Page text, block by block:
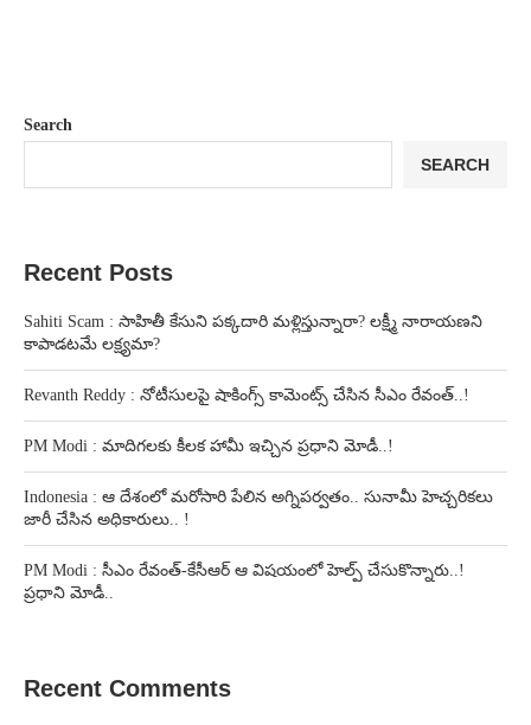
Search
SEARCH
Recent Posts
Sahiti Scam : సాహితీ కేసుని పక్కదారి మళ్లిస్తున్నారా? లక్ష్మీ నారాయణని
కాపాడటమే లక్ష్యమా?
Revanth Reddy : నోటీసులపై షాకింగ్స్ కామెంట్స్ చేసిన సీఎం రేవంత్..!
PM Modi : మాదిగలకు కీలక హామీ ఇచ్చిన ప్రధాని మోడీ..!
Indonesia : ఆ దేశంలో మరోసారి పేలిన అగ్నిపర్వతం.. సునామీ హెచ్చరికలు
జారీ చేసిన అధికారులు.. !
PM Modi : సీఎం రేవంత్-కేసీఆర్ ఆ విషయంలో హెల్ప్ చేసుకొన్నారు..!
ప్రధాని మోడీ..
Recent Comments